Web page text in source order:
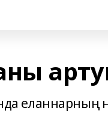
еланнарның